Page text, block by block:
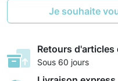
Je souhaite
Retours
Sous 60 jours